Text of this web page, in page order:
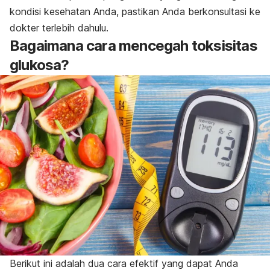
kondisi kesehatan Anda, pastikan Anda berkonsultasi ke
dokter terlebih dahulu.
Bagaimana cara mencegah toksisitas
glukosa?
Berikut ini adalah dua cara efektif yang dapat Anda